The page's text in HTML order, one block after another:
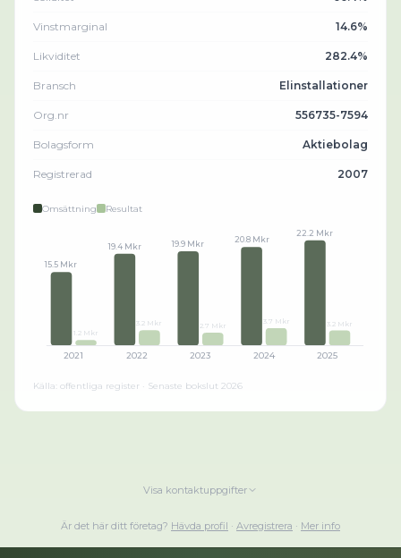
Vinstmarginal 14.6%
Likviditet 282.4%
Bransch Elinstallationer
Org.nr 556735-7594
Bolagsform Aktiebolag
Registrerad 2007
Omsättning Resultat
15.5 Mkr
1.2 Mkr
2021
19.4 Mkr
3.2 Mkr
2022
19.9 Mkr
2.7 Mkr
2023
20.8 Mkr
3.7 Mkr
2024
22.2 Mkr
3.2 Mkr
2025
Källa: offentliga register · Senaste bokslut 2026
Visa kontaktuppgifter
Är det här ditt företag? Hävda profil · Avregistrera · Mer info